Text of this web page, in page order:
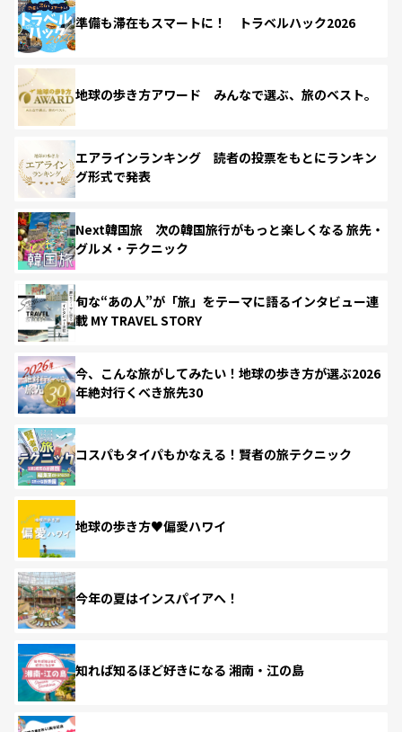
準備も滞在もスマートに！ トラベルハック2026
地球の歩き方アワード みんなで選ぶ、旅のベスト。
エアラインランキング 読者の投票をもとにランキン
グ形式で発表
Next韓国旅 次の韓国旅行がもっと楽しくなる 旅先・
グルメ・テクニック
旬な“あの人”が「旅」をテーマに語るインタビュー連
載 MY TRAVEL STORY
今、こんな旅がしてみたい！地球の歩き方が選ぶ2026
年絶対行くべき旅先30
コスパもタイパもかなえる！賢者の旅テクニック
地球の歩き方♥偏愛ハワイ
今年の夏はインスパイアへ！
知れば知るほど好きになる 湘南・江の島